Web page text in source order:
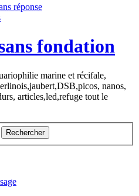
réponse
fondation
marine et récifale,
nanos,
articles,led,refuge tout le